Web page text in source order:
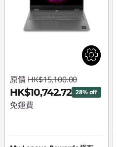
原價 HK$15,100.00
HK$10,742.72 28% off
免運費